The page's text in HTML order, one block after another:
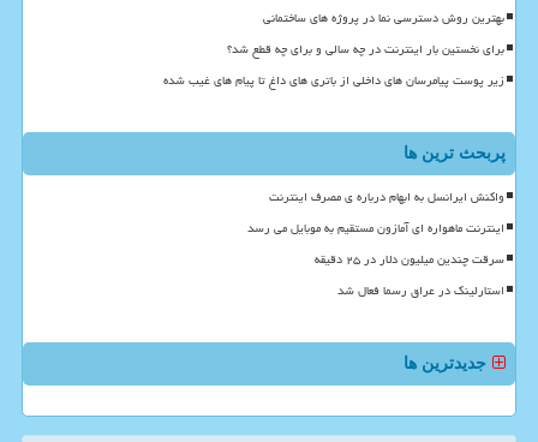
بهترین روش دسترسی نما در پروژه های ساختمانی
برای نخستین بار اینترنت در چه سالی و برای چه قطع شد؟
زیر پوست پیامرسان های داخلی از باتری های داغ تا پیام های غیب شده
پربحث ترین ها
واکنش ایرانسل به ابهام درباره ی مصرف اینترنت
اینترنت ماهواره ای آمازون مستقیم به موبایل می رسد
سرقت چندین میلیون دلار در ۲۵ دقیقه
استارلینک در عراق رسما فعال شد
جدیدترین ها